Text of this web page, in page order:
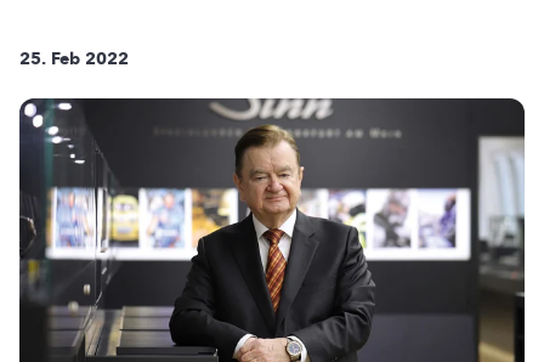
25. Feb 2022